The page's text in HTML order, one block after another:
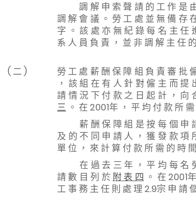
調 解 申 索 聲 請 的 工 作 是 由
調 解 會 議 。 勞 工 處 並 無 備 存
字 。 該 處 亦 無 紀 錄 每 名 主 任
系 人 員 負 責 ， 並 非 調 解 主 任
( 二 )
勞 工 處 薪 酬 保 障 組 負 責 審 批
， 該 組 在 有 人 針 對 僱 主 而
請 情 況 下 付 款 之 日 起 計 ， 向
三 。 在 2001年 ， 平 均 付 款 所
薪 酬 保 障 組 是 按 每 個 申 請
及 的 不 同 申 請 人 ， 獲 發 款 項
單 位 ， 來 計 算 付 款 所 需 的 時
在 過 去 三 年 ， 平 均 每 名 勞
請 數 目 列 於 附 表 四 。 在 2001
工 事 務 主 任 則 處 理 2.9宗 申 請